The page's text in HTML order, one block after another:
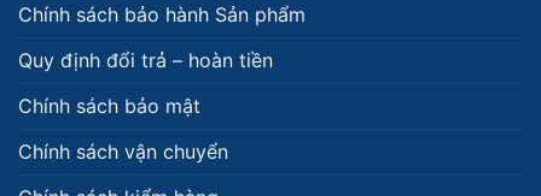
Chính sách bảo hành Sản phẩm
Quy định đổi trả – hoàn tiền
Chính sách bảo mật
Chính sách vận chuyển